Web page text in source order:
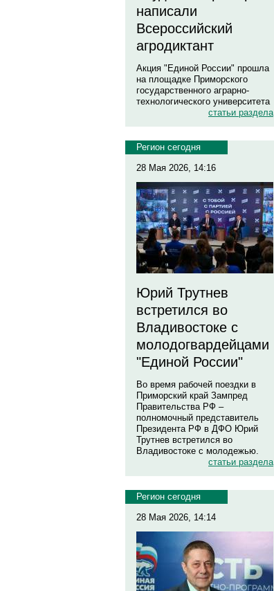
написали
Всероссийский
агродиктант
Акция "Единой России" прошла
на площадке Приморского
государственного аграрно-
технологического университета
статьи раздела
Регион сегодня
28 Мая 2026, 14:16
Юрий Трутнев
встретился во
Владивостоке с
молодогвардейцами
"Единой России"
Во время рабочей поездки в
Приморский край Зампред
Правительства РФ –
полномочный представитель
Президента РФ в ДФО Юрий
Трутнев встретился во
Владивостоке с молодежью.
статьи раздела
Регион сегодня
28 Мая 2026, 14:14